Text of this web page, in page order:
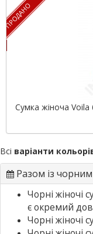
ПРОДАНО
Сумка жіноча Voila
Всі варіанти
Разом із
Чорні жіночі
є окремий
Чорні жіночі